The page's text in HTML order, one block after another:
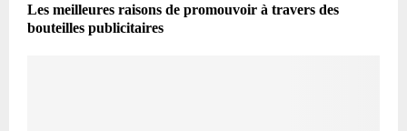
Les meilleures raisons de promouvoir à travers des
bouteilles publicitaires